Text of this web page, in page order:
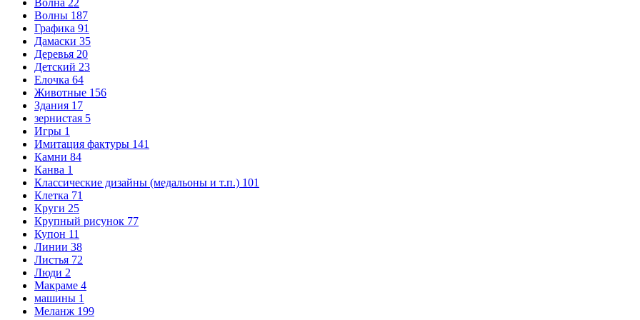
Волна 22
Волны 187
Графика 91
Дамаски 35
Деревья 20
Детский 23
Елочка 64
Животные 156
Здания 17
зернистая 5
Игры 1
Имитация фактуры 141
Камни 84
Канва 1
Классические дизайны (медальоны и т.п.) 101
Клетка 71
Круги 25
Крупный рисунок 77
Купон 11
Линии 38
Листья 72
Люди 2
Макраме 4
машины 1
Меланж 199